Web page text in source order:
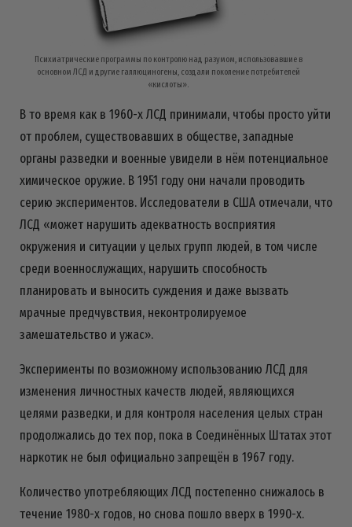
Психиатрические программы по контролю над разумом, использовавшие в
основном ЛСД и другие галлюциногены, создали поколение потребителей
«кислоты».
В то время как в 1960-х ЛСД принимали, чтобы просто уйти
от проблем, существовавших в обществе, западные
органы разведки и военные увидели в нём потенциальное
химическое оружие. В 1951 году они начали проводить
серию экспериментов. Исследователи в США отмечали, что
ЛСД «может нарушить адекватность восприятия
окружения и ситуации у целых групп людей, в том числе
среди военнослужащих, нарушить способность
планировать и выносить суждения и даже вызвать
мрачные предчувствия, неконтролируемое
замешательство и ужас».
Эксперименты по возможному использованию ЛСД для
изменения личностных качеств людей, являющихся
целями разведки, и для контроля населения целых стран
продолжались до тех пор, пока в Соединённых Штатах этот
наркотик не был официально запрещён в 1967 году.
Количество употребляющих ЛСД постепенно снижалось в
течение 1980-х годов, но снова пошло вверх в 1990-х.